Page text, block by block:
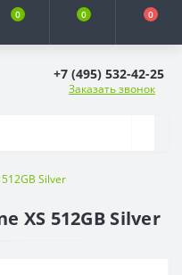
0 0 0
+7 (495) 532-42-25
Заказать звонок
Silver
XS 512GB Silver